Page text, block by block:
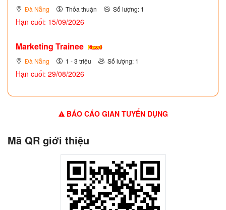
Đà Nẵng Thỏa thuận Số lượng: 1
Hạn cuối: 15/09/2026
Marketing Trainee
Đà Nẵng 1 - 3 triệu Số lượng: 1
Hạn cuối: 29/08/2026
BÁO CÁO GIAN TUYỂN DỤNG
Mã QR giới thiệu